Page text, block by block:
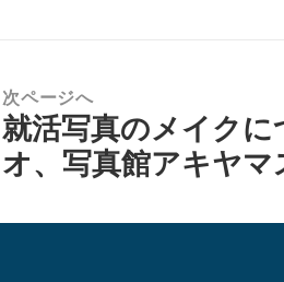
次ページへ
次
の
稿:
就活写真のメイク
オ、写真館アキヤマ